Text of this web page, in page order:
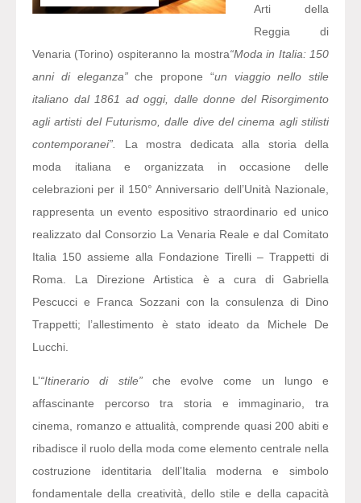
Arti della
Reggia di
Venaria (Torino) ospiteranno la mostra“Moda in Italia: 150
anni di eleganza”che propone “un viaggio nello stile
italiano dal 1861 ad oggi, dalle donne del Risorgimento
agli artisti del Futurismo, dalle dive del cinema agli stilisti
contemporanei”.
La mostra dedicata alla storia della
moda italiana e organizzata in occasione delle
celebrazioni per il 150° Anniversario dell’Unità Nazionale,
rappresenta un evento espositivo straordinario ed unico
realizzato dal Consorzio La Venaria Reale e dal Comitato
Italia 150 assieme alla Fondazione Tirelli – Trappetti di
Roma. La Direzione Artistica è a cura di Gabriella
Pescucci e Franca Sozzani con la consulenza di Dino
Trappetti; l’allestimento è stato ideato da Michele De
Lucchi.
L’“Itinerario di stile”che evolve come un lungo e
affascinante percorso tra storia e immaginario, tra
cinema, romanzo e attualità, comprende quasi 200 abiti e
ribadisce il ruolo della moda come elemento centrale nella
costruzione identitaria dell’Italia moderna e simbolo
fondamentale della creatività, dello stile e della capacità